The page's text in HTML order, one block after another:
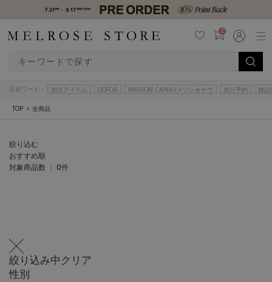
0
注目ワード： 別注アイテム OOFOS MAISON CANAUメゾンカナウ 先行予約 雑誌
TOP 全商品
絞り込む
おすすめ順
対象商品数 ： 0件
絞り込み中クリア
性別